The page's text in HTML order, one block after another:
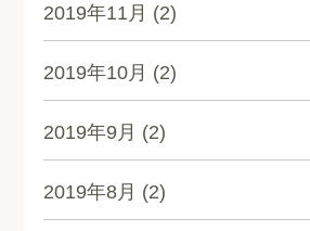
2019年11月 (2)
2019年10月 (2)
2019年9月 (2)
2019年8月 (2)